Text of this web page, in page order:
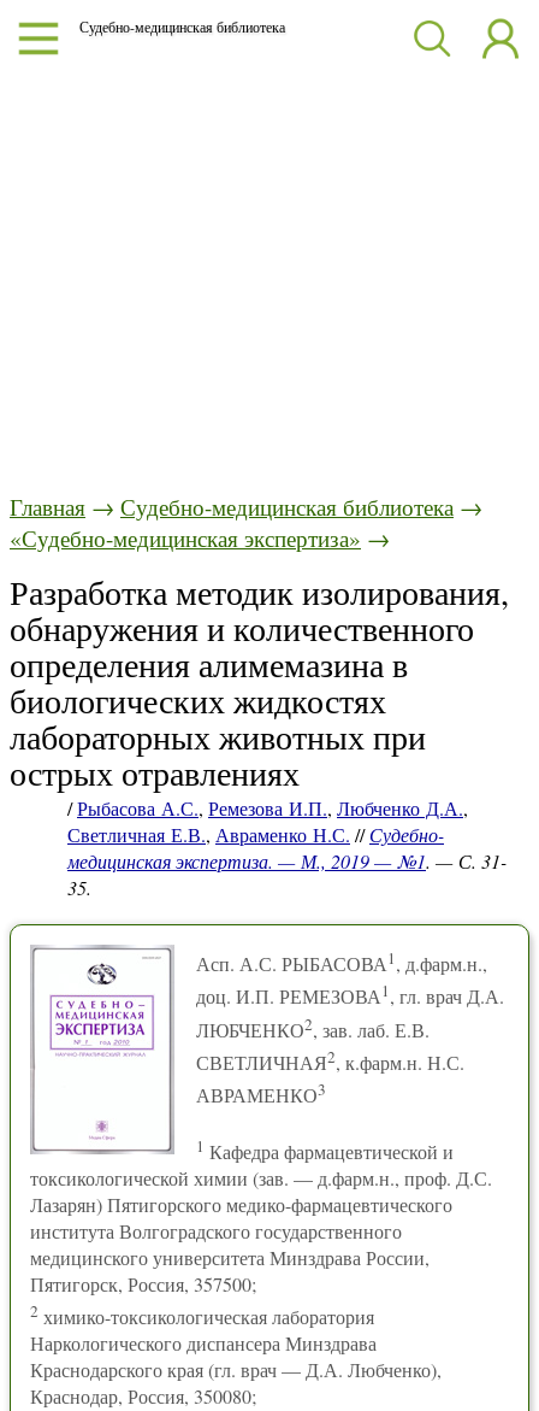
Судебно-медицинская библиотека
Главная → Судебно-медицинская библиотека →
«Судебно-медицинская экспертиза» →
Разработка методик изолирования,
обнаружения и количественного
определения алимемазина в
биологических жидкостях
лабораторных животных при
острых отравлениях
/Рыбасова А.С., Ремезова И.П., Любченко Д.А.,
Светличная Е.В., Авраменко Н.С. //Судебно-
медицинская экспертиза. — М., 2019 — №1. — С. 31-
35.
Асп. А.С. РЫБАСОВА1, д.фарм.н.,
доц. И.П. РЕМЕЗОВА1, гл. врач Д.А.
ЛЮБЧЕНКО2, зав. лаб. Е.В.
СВЕТЛИЧНАЯ2, к.фарм.н. Н.С.
АВРАМЕНКО3
1 Кафедра фармацевтической и
токсикологической химии (зав. — д.фарм.н., проф. Д.С.
Лазарян) Пятигорского медико-фармацевтического
института Волгоградского государственного
медицинского университета Минздрава России,
Пятигорск, Россия, 357500;
2 химико-токсикологическая лаборатория
Наркологического диспансера Минздрава
Краснодарского края (гл. врач — Д.А. Любченко),
Краснодар, Россия, 350080;